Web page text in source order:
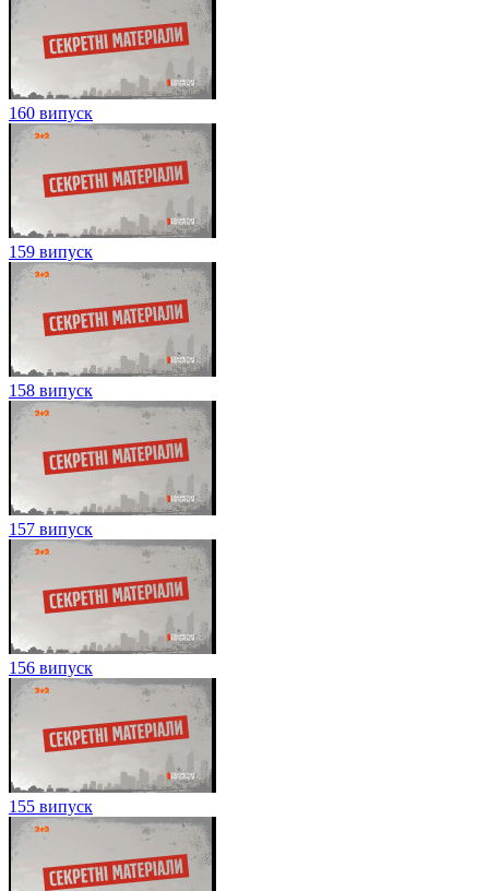
160 випуск
159 випуск
158 випуск
157 випуск
156 випуск
155 випуск